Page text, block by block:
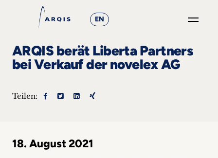
EN
+
&
ARQIS berät Liberta Partners
bei Verkauf der novelex AG
Teilen:
18. August 2021